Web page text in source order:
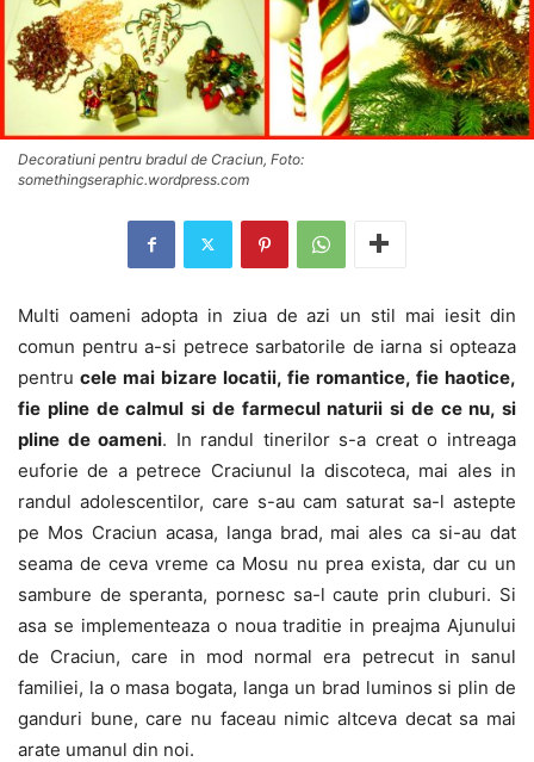
Decoratiuni pentru bradul de Craciun, Foto:
somethingseraphic.wordpress.com
Multi oameni adopta in ziua de azi un stil mai iesit din
comun pentru a-si petrece sarbatorile de iarna si opteaza
pentru cele mai bizare locatii, fie romantice, fie haotice,
fie pline de calmul si de farmecul naturii si de ce nu, si
pline de oameni. In randul tinerilor s-a creat o intreaga
euforie de a petrece Craciunul la discoteca, mai ales in
randul adolescentilor, care s-au cam saturat sa-l astepte
pe Mos Craciun acasa, langa brad, mai ales ca si-au dat
seama de ceva vreme ca Mosu nu prea exista, dar cu un
sambure de speranta, pornesc sa-l caute prin cluburi. Si
asa se implementeaza o noua traditie in preajma Ajunului
de Craciun, care in mod normal era petrecut in sanul
familiei, la o masa bogata, langa un brad luminos si plin de
ganduri bune, care nu faceau nimic altceva decat sa mai
arate umanul din noi.